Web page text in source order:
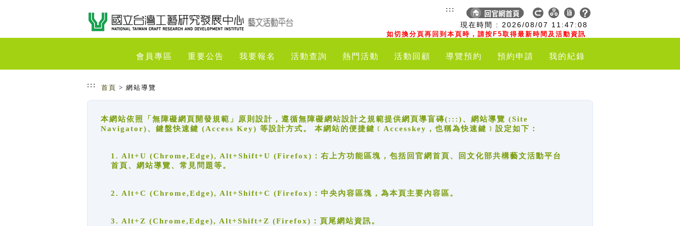
現在時間 : 2026/08/07 11:47:09
如切換分頁再回到本頁時，請按F5取得最新時間及活動資訊
:::
會員專區 重要公告 我要報名 活動查詢 熱門活動 活動回顧 導覽預約 預約申請 我的紀錄
::: 首頁 > 網站導覽
本網站依照「無障礙網頁開發規範」原則設計，遵循無障礙網站設計之規範提供網頁導盲磚(:::)、網站導覽 (Site
Navigator)、鍵盤快速鍵 (Access Key) 等設計方式。 本網站的便捷鍵﹝Accesskey，也稱為快速鍵﹞設定如下：
1. Alt+U (Chrome,Edge), Alt+Shift+U (Firefox)：右上方功能區塊，包括回官網首頁、回文化部共構藝文活動平台
首頁、網站導覽、常見問題等。
2. Alt+C (Chrome,Edge), Alt+Shift+C (Firefox)：中央內容區塊，為本頁主要內容區。
3. Alt+Z (Chrome,Edge), Alt+Shift+Z (Firefox)：頁尾網站資訊。